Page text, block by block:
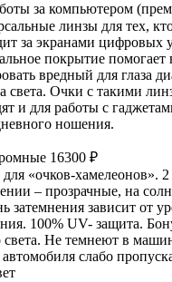
за компьютером
линзы для тех,
за экранами цифровых
покрытие помогает
вредный для глаза
света. Очки с такими
и для работы с
ношения.
16300 ₽
«очков-хамелеонов». 2
– прозрачные, на
затемнения зависит от
100% UV- защита.
света. Не темнеют в
автомобиля слабо